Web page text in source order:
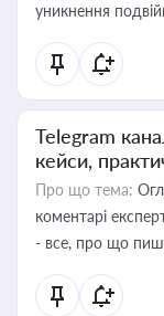
уникнення
Telegram
кейси,
Про що тема:
коментарі
- все, про що